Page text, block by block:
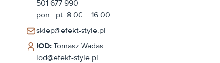
501 677 990
pon.–pt: 8:00 – 16:00
sklep@efekt-style.pl
IOD: Tomasz Wadas
iod@efekt-style.pl